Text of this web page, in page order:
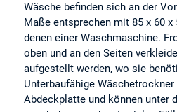
Wäsche befinden sich an der
Maße entsprechen mit 85 x 60
denen einer Waschmaschine.
oben und an den Seiten
aufgestellt werden, wo sie
Unterbaufähige Wäschetrockner
Abdeckplatte und können unter